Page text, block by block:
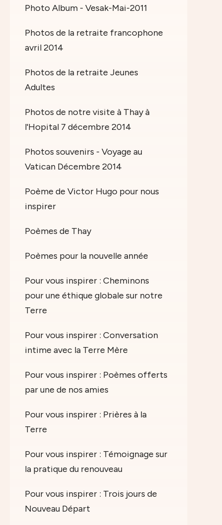
Photo Album - Vesak-Mai-2011
Photos de la retraite francophone
avril 2014
Photos de la retraite Jeunes
Adultes
Photos de notre visite à Thay à
l'Hopital 7 décembre 2014
Photos souvenirs - Voyage au
Vatican Décembre 2014
Poème de Victor Hugo pour nous
inspirer
Poèmes de Thay
Poèmes pour la nouvelle année
Pour vous inspirer : Cheminons
pour une éthique globale sur notre
Terre
Pour vous inspirer : Conversation
intime avec la Terre Mère
Pour vous inspirer : Poèmes offerts
par une de nos amies
Pour vous inspirer : Prières à la
Terre
Pour vous inspirer : Témoignage sur
la pratique du renouveau
Pour vous inspirer : Trois jours de
Nouveau Départ